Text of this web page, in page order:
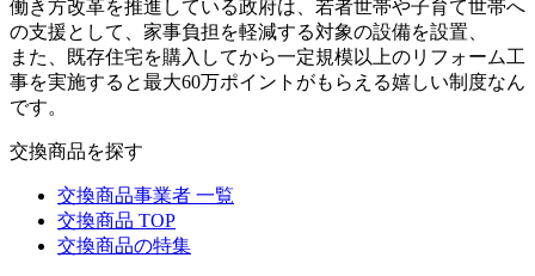
働き方改革を推進している政府は、若者世帯や子育て世帯へ
の支援として、家事負担を軽減する対象の設備を設置、
また、既存住宅を購入してから一定規模以上のリフォーム工
事を実施すると最大60万ポイントがもらえる嬉しい制度なん
です。
交換商品を探す
交換商品事業者 一覧
交換商品 TOP
交換商品の特集